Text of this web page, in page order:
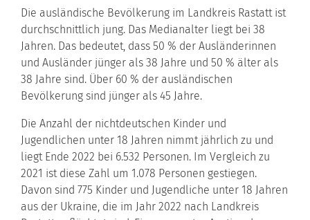
Die ausländische Bevölkerung im Landkreis Rastatt ist
durchschnittlich jung. Das Medianalter liegt bei 38
Jahren. Das bedeutet, dass 50 % der Ausländerinnen
und Ausländer jünger als 38 Jahre und 50 % älter als
38 Jahre sind. Über 60 % der ausländischen
Bevölkerung sind jünger als 45 Jahre.
Die Anzahl der nichtdeutschen Kinder und
Jugendlichen unter 18 Jahren nimmt jährlich zu und
liegt Ende 2022 bei 6.532 Personen. Im Vergleich zu
2021 ist diese Zahl um 1.078 Personen gestiegen.
Davon sind 775 Kinder und Jugendliche unter 18 Jahren
aus der Ukraine, die im Jahr 2022 nach Landkreis